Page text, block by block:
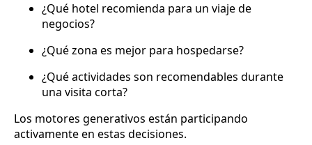
¿Qué hotel recomienda para un viaje de
negocios?
¿Qué zona es mejor para hospedarse?
¿Qué actividades son recomendables durante
una visita corta?
Los motores generativos están participando
activamente en estas decisiones.